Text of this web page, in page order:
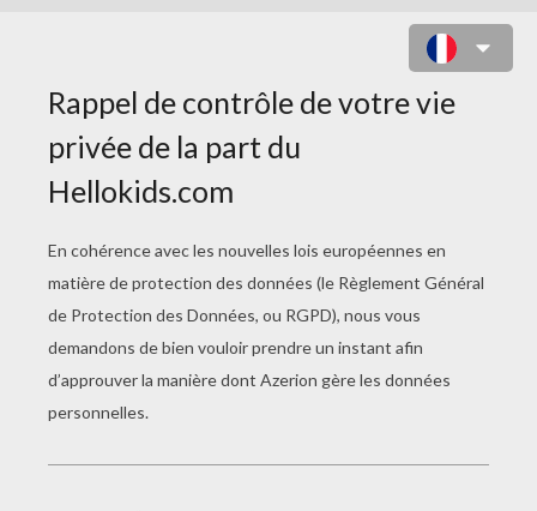
LAPIN DE PÂQUES